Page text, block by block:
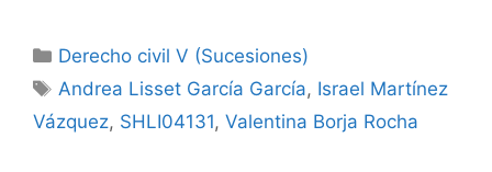
Categorías
Derecho civil V (Sucesiones)
Etiquetas
Andrea Lisset García García, Israel Martínez
Vázquez, SHLI04131, Valentina Borja Rocha